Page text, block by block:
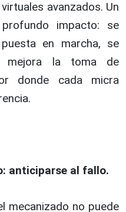
avanzados. Un
impacto: se
en marcha, se
la toma de
donde cada micra
anticiparse al fallo.
mecanizado no puede